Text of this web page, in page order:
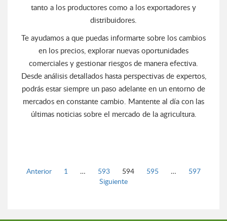
tanto a los productores como a los exportadores y
distribuidores.
Te ayudamos a que puedas informarte sobre los cambios
en los precios, explorar nuevas oportunidades
comerciales y gestionar riesgos de manera efectiva.
Desde análisis detallados hasta perspectivas de expertos,
podrás estar siempre un paso adelante en un entorno de
mercados en constante cambio. Mantente al día con las
últimas noticias sobre el mercado de la agricultura.
Anterior Página
1 … Página
593 Página
594 Página
595 … Página
597
Siguiente